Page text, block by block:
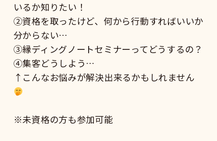
いるか知りたい！
②資格を取ったけど、何から行動すればいいか
分からない…
③縁ディングノートセミナーってどうするの？
④集客どうしよう…
↑こんなお悩みが解決出来るかもしれません
※未資格の方も参加可能